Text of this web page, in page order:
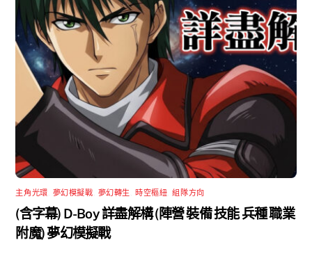
主角光環 夢幻模擬戰 夢幻轉生 時空樞紐 ,組隊方向
(含字幕) D-Boy 詳盡解構 (陣營 裝備 技能 兵種 職業
附魔) 夢幻模擬戰